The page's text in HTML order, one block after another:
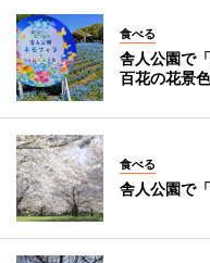
食べる
舎人公園で
百花の花景色
食べる
舎人公園で